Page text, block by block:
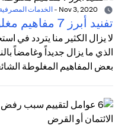
-الخدمات
تفنيد أبرز 7 مفاهيم مغلوطة حول "آبل باي"
الذي ما يزال جديداً وغامضاً
بعض المفاهيم المغلوطة